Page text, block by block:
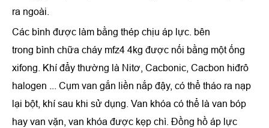
ra ngoài.
Các bình được làm bằng thép chịu áp lực. bên
trong bình chữa cháy mfz4 4kg được nối bằng một ống
xifong. Khí đẩy thường là Nitơ, Cacbonic, Cacbon hiđrô
halogen ... Cụm van gắn liền nắp đậy, có thể tháo ra nạp
lại bột, khí sau khi sử dụng. Van khóa có thể là van bóp
hay van vặn, van khóa được kẹp chì. Đồng hồ áp lực